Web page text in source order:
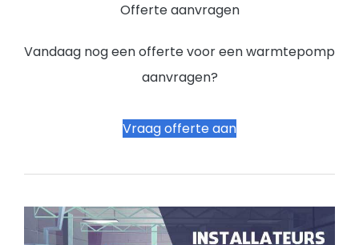
Offerte aanvragen
Vandaag nog een offerte voor een warmtepomp
aanvragen?
Vraag offerte aan